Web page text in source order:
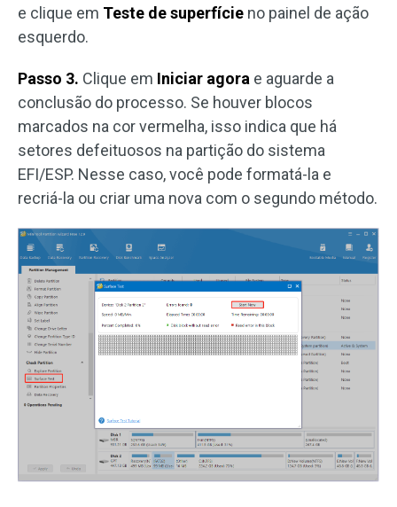
e clique em Teste de superfície no painel de ação
esquerdo.
Passo 3. Clique em Iniciar agora e aguarde a
conclusão do processo. Se houver blocos
marcados na cor vermelha, isso indica que há
setores defeituosos na partição do sistema
EFI/ESP. Nesse caso, você pode formatá-la e
recriá-la ou criar uma nova com o segundo método.